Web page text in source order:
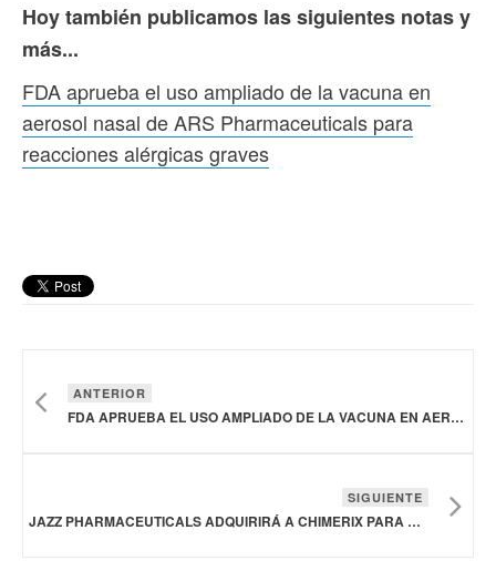
Hoy también publicamos las siguientes notas y
más...
FDA aprueba el uso ampliado de la vacuna en
aerosol nasal de ARS Pharmaceuticals para
reacciones alérgicas graves
ANTERIOR
FDA APRUEBA EL USO AMPLIADO DE LA VACUNA EN AEROSOL NASAL DE ARS PHARMACEUTICALS PARA REACCIONES ALÉRGICAS GRAVES
SIGUIENTE
JAZZ PHARMACEUTICALS ADQUIRIRÁ A CHIMERIX PARA DIVERSIFICAR SU CARTERA DE ONCOLOGÍA